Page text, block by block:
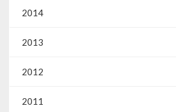
2014
2013
2012
2011